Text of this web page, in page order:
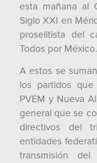
esta mañana al
Siglo XXI en
proselitista del
Todos por México.
A estos se
los partidos
PVEM y Nueva
general que se
directivos del
entidades
transmisión